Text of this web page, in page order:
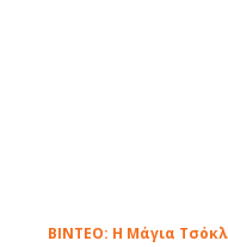
ΒΙΝΤΕΟ: Η Μάγια